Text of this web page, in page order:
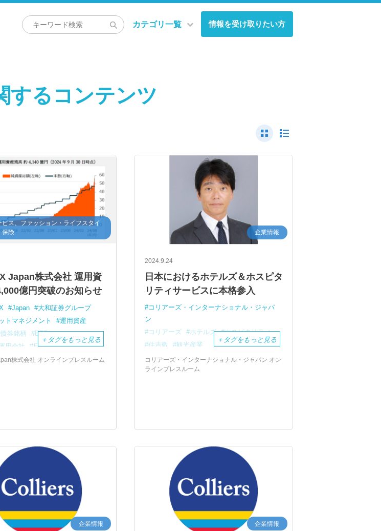
カテゴリ一覧 情報を受け取りたい方
するコンテンツ
ビス、ファッション・ライフスタイ
保険
Japan株式会社 運用資
億円突破のお知らせ
Japan
大和証券グループ
トマネジメント
運用資産
債券銘柄
ETF
用会社
日本初
引所
投資家
＋ タグをもっと見る
株式会社 オンラインプレスルーム
企業情報
2024.9.24
日本におけるホテルズ＆ホスピタ
リティサービスに本格参入
コリアーズ・インターナショナル・ジャパ
ン
コリアーズ
ホテルズ
ホスピタリティ
住吉敬
観光産業
不動産コンサルティングサービス
投資運用会社
＋ タグをもっと見る
コリアーズ・インターナショナル・ジャパン オン
ラインプレスルーム
企業情報 企業情報